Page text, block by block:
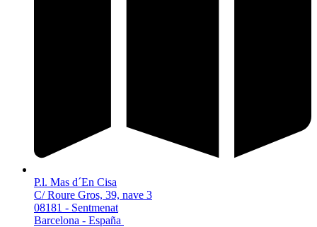
P.l. Mas d´En Cisa
C/ Roure Gros, 39, nave 3
08181 - Sentmenat
Barcelona - España